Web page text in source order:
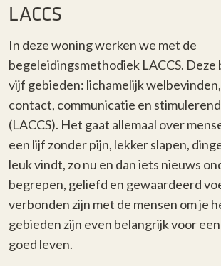
LACCS
In deze woning werken we met de
begeleidingsmethodiek LACCS. Deze
vijf gebieden: lichamelijk
contact, communicatie en
(LACCS). Het gaat allemaal over
een lijf zonder pijn, lekker slapen,
leuk vindt, zo nu en dan iets nieuws
begrepen, geliefd en gewaardeerd
verbonden zijn met de mensen om je
gebieden zijn even belangrijk voor
goed leven.